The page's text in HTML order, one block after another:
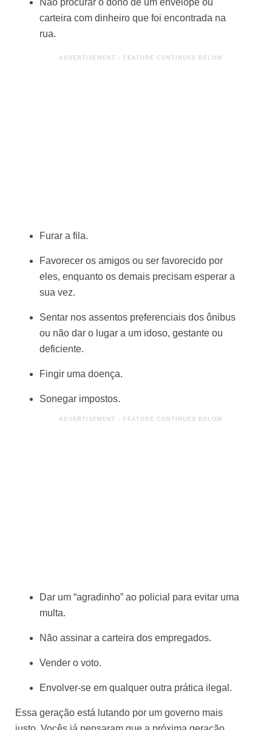
Não procurar o dono de um envelope ou
carteira com dinheiro que foi encontrada na
rua.
Furar a fila.
Favorecer os amigos ou ser favorecido por
eles, enquanto os demais precisam esperar a
sua vez.
Sentar nos assentos preferenciais dos ônibus
ou não dar o lugar a um idoso, gestante ou
deficiente.
Fingir uma doença.
Sonegar impostos.
Dar um “agradinho” ao policial para evitar uma
Não assinar a carteira dos empregados.
Envolver-se em qualquer outra prática ilegal.
Essa geração está lutando por um governo mais